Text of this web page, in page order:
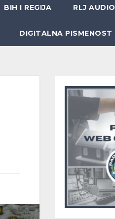
BIH I REGIJA RLJ AUDIO
DIGITALNA PISMENOST